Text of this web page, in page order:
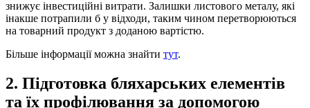
знижує інвестиційні витрати. Залишки листового металу, які
інакше потрапили б у відходи, таким чином перетворюються
на товарний продукт з доданою вартістю.
Більше інформації можна знайти тут.
2. Підготовка бляхарських елементів
та їх профілювання за допомогою